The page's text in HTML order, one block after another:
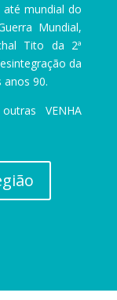
mundial do
Mundial,
Tito da 2ª
da
anos 90.
VENHA